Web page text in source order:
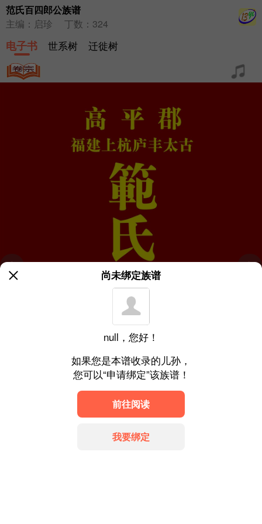
范氏百四郎公族谱
主编：启珍
丁数：324
电子书 世系树 迁徙树
尚未绑定族谱
null，您好！
如果您是本谱收录的儿孙，
您可以“申请绑定”该族谱！
前往阅读
我要绑定